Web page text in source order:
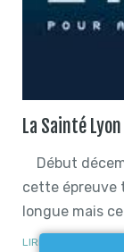
La Sainté
Début
cette épreuve
longue mais
LIRE PLUS